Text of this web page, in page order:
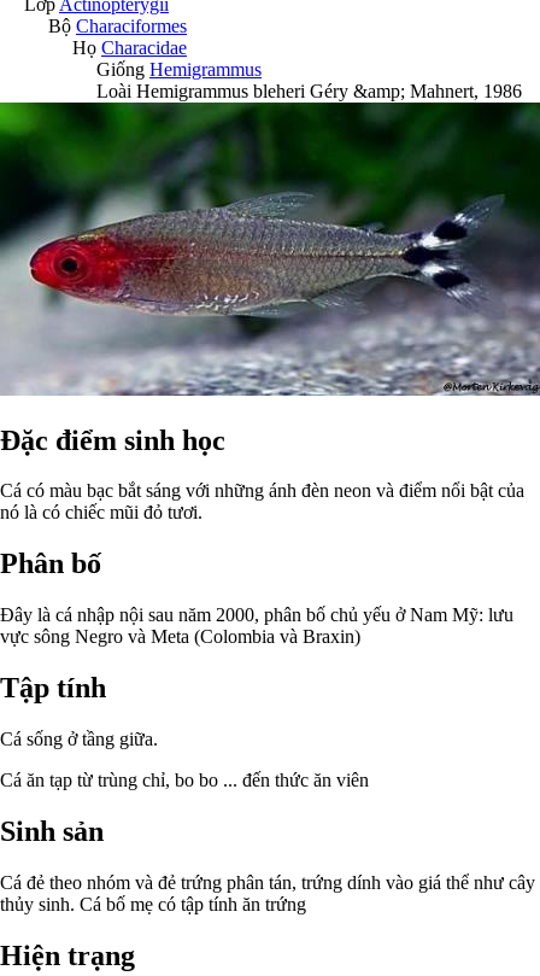
Bộ Characiformes
Họ Characidae
Giống Hemigrammus
Loài Hemigrammus bleheri Géry &amp; Mahnert, 1986
Đặc điểm sinh học
Cá có màu bạc bắt sáng với những ánh đèn neon và điểm nổi bật của
nó là có chiếc mũi đỏ tươi.
Phân bố
Đây là cá nhập nội sau năm 2000, phân bố chủ yếu ở Nam Mỹ: lưu
vực sông Negro và Meta (Colombia và Braxin)
Tập tính
Cá sống ở tầng giữa.
Cá ăn tạp từ trùng chỉ, bo bo ... đến thức ăn viên
Sinh sản
Cá đẻ theo nhóm và đẻ trứng phân tán, trứng dính vào giá thể như cây
thủy sinh. Cá bố mẹ có tập tính ăn trứng
Hiện trạng